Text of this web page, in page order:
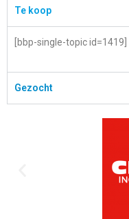
Te koop
[bbp-single-topic id=1419]
Gezocht